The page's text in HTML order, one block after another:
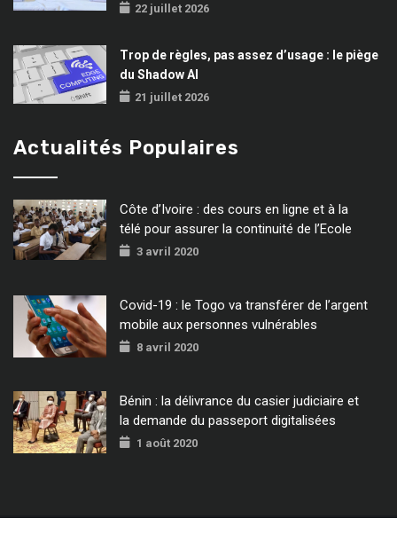
22 juillet 2026
Trop de règles, pas assez d’usage : le piège
du Shadow AI
21 juillet 2026
Actualités Populaires
Côte d’Ivoire : des cours en ligne et à la
télé pour assurer la continuité de l’Ecole
3 avril 2020
Covid-19 : le Togo va transférer de l’argent
mobile aux personnes vulnérables
8 avril 2020
Bénin : la délivrance du casier judiciaire et
la demande du passeport digitalisées
1 août 2020